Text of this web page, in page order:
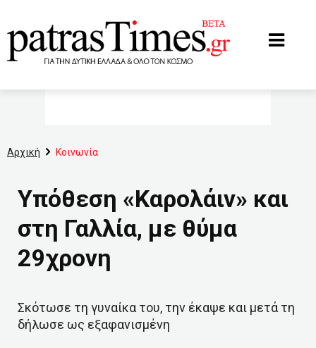
Αρχική Κοινωνία
Υπόθεση «Καρολάιν» και
στη Γαλλία, με θύμα
29χρονη
Σκότωσε τη γυναίκα του, την έκαψε και μετά τη
δήλωσε ως εξαφανισμένη